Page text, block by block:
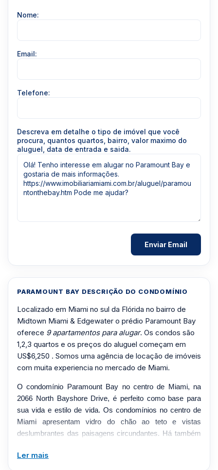
PARAMOUNT BAY DESCRIÇÃO DO CONDOMÍNIO
Localizado em Miami no sul da Flórida no bairro de
Midtown Miami & Edgewater o prédio Paramount Bay
oferece 9 apartamentos para alugar. Os condos são
1,2,3 quartos e os preços do aluguel começam em
US$6,250 . Somos uma agência de locação de imóveis
com muita experiencia no mercado de Miami.
O condomínio Paramount Bay no centro de Miami, na
2066 North Bayshore Drive, é perfeito como base para
sua vida e estilo de vida. Os condomínios no centro de
Miami apresentam vidro do chão ao teto e vistas
deslumbrantes das paisagens circundantes. Há também
plantas baixas inovadoras para tornar a sua experiência
Ler mais
Nome:
Email:
Telefone:
Descreva em detalhe o tipo de imóvel que você
procura, quantos quartos, bairro, valor maximo do
aluguel, data de entrada e saida.